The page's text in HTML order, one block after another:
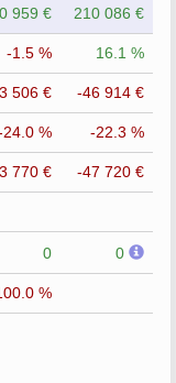
959 € 210 086 €
-1.5 % 16.1 %
506 € -46 914 €
24.0 % -22.3 %
770 € -47 720 €
0 0
%